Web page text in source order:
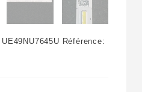
Référence: